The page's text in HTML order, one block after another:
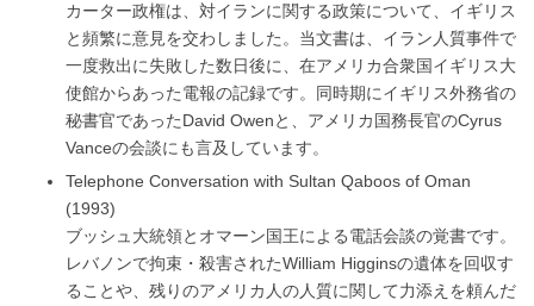
カーター政権は、対イランに関する政策について、イギリス
と頻繁に意見を交わしました。当文書は、イラン人質事件で
一度救出に失敗した数日後に、在アメリカ合衆国イギリス大
使館からあった電報の記録です。同時期にイギリス外務省の
秘書官であったDavid Owenと、アメリカ国務長官のCyrus
Vanceの会談にも言及しています。
Telephone Conversation with Sultan Qaboos of Oman
(1993)
ブッシュ大統領とオマーン国王による電話会談の覚書です。
レバノンで拘束・殺害されたWilliam Higginsの遺体を回収す
ることや、残りのアメリカ人の人質に関して力添えを頼んだ